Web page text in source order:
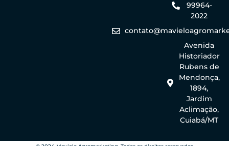
99964-
2022
Avenida
Historiador
Rubens de
Mendonça,
1894,
Jardim
Aclimação,
Cuiabá/MT